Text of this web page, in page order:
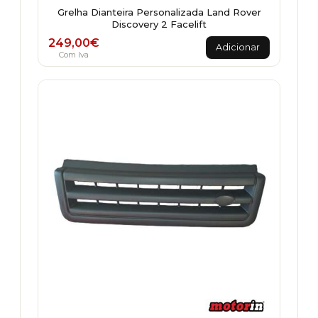
Grelha Dianteira Personalizada Land Rover
Discovery 2 Facelift
249,00€
Com Iva
Adicionar